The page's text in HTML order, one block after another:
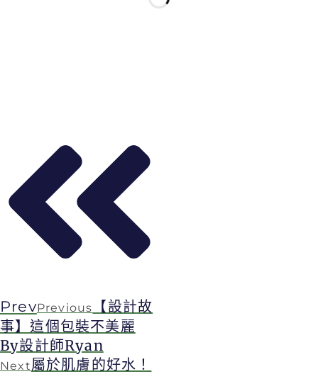
PrevPrevious
【設計故
事】這個包裝不美麗
By設計師Ryan
Next屬於肌膚的好水！